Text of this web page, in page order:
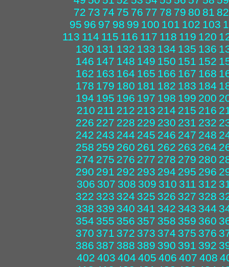
72 73 74 75 76 77 78 79 80 81 82
95 96 97 98 99 100 101 102 103
113 114 115 116 117 118 119 120
130 131 132 133 134 135 136
146 147 148 149 150 151 152
162 163 164 165 166 167 168
178 179 180 181 182 183 184
194 195 196 197 198 199 200
210 211 212 213 214 215 216
226 227 228 229 230 231 232
242 243 244 245 246 247 248
258 259 260 261 262 263 264
274 275 276 277 278 279 280
290 291 292 293 294 295 296
306 307 308 309 310 311 312
322 323 324 325 326 327 328
338 339 340 341 342 343 344
354 355 356 357 358 359 360
370 371 372 373 374 375 376
386 387 388 389 390 391 392
402 403 404 405 406 407 408